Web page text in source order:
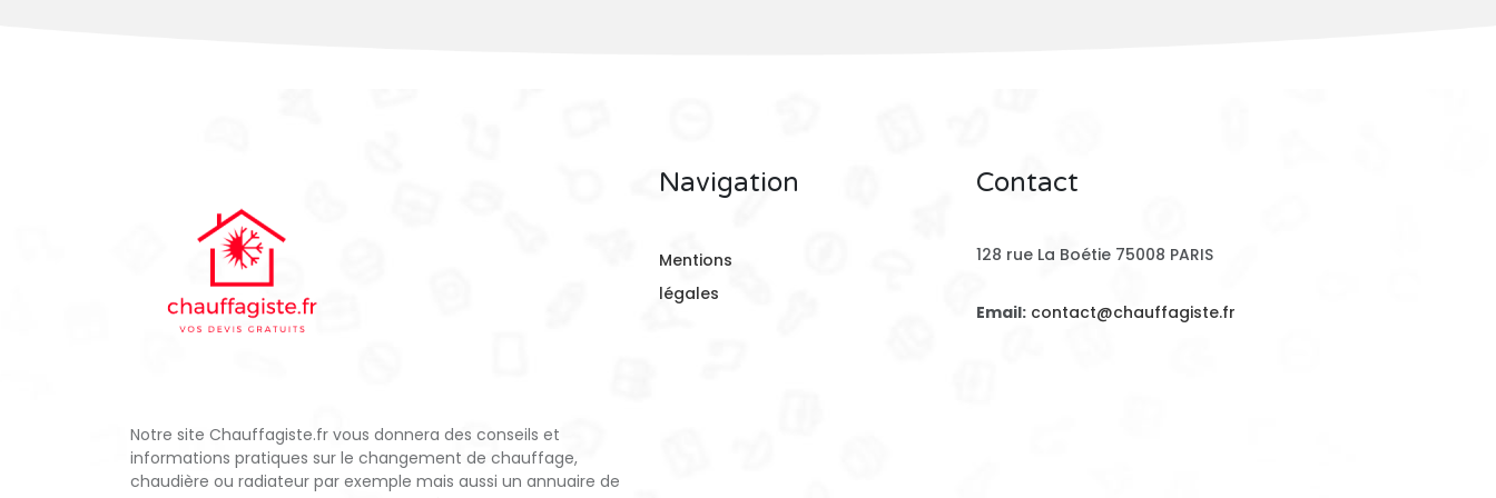
Notre site Chauffagiste.fr vous donnera des conseils et
informations pratiques sur le changement de chauffage,
chaudière ou radiateur par exemple mais aussi un annuaire de
Navigation
Mentions
légales
Contact
128 rue La Boétie 75008 PARIS
Email: contact@chauffagiste.fr